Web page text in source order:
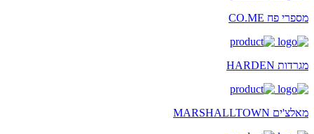
מספרי פח CO.ME
מגרדות HARDEN
מאלצ'ים MARSHALLTOWN